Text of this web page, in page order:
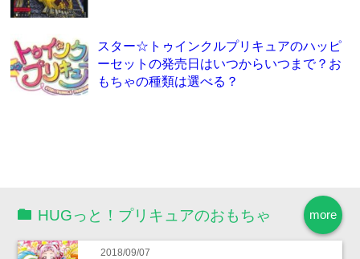
スター☆トゥインクルプリキュアのハッピ
ーセットの発売日はいつからいつまで？お
もちゃの種類は選べる？
more
HUGっと！プリキュアのおもちゃ
2018/09/07